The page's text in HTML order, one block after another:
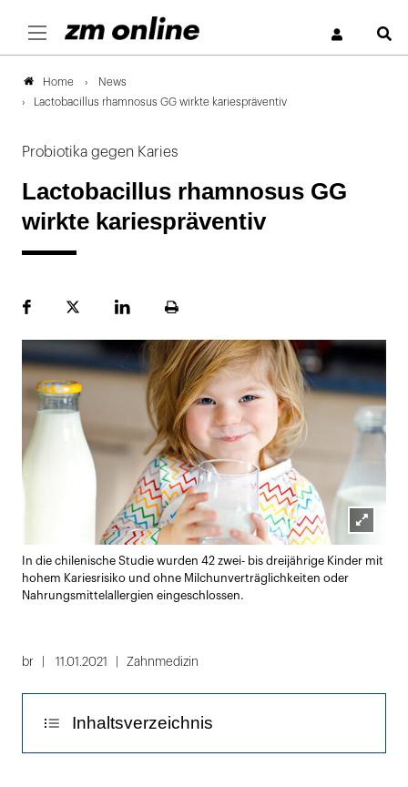
Home
News
Lactobacillus rhamnosus GG wirkte kariespräventiv
Probiotika gegen Karies
Lactobacillus rhamnosus GG
wirkte kariespräventiv
FacebookPlattformLinekdInSeite
Lightbox
öffnen
In die chilenische Studie wurden 42 zwei- bis dreijährige Kinder mit
hohem Kariesrisiko und ohne Milchunverträglichkeiten oder
Nahrungsmittelallergien eingeschlossen.
br 11.01.2021 Zahnmedizin
Inhaltsverzeichnis